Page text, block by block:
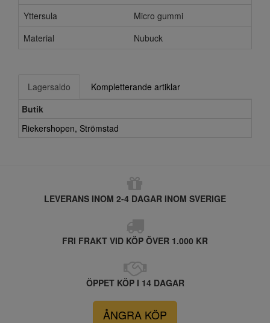
Yttersula
Micro gummi
Material
Nubuck
Lagersaldo
Kompletterande artiklar
Butik
Riekershopen, Strömstad
LEVERANS INOM 2-4 DAGAR INOM SVERIGE
FRI FRAKT VID KÖP ÖVER 1.000 KR
ÖPPET KÖP I 14 DAGAR
ÅNGRA KÖP